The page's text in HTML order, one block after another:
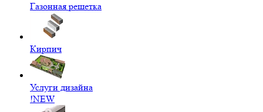
Газонная решетка
Кирпич
Услуги дизайна
!NEW